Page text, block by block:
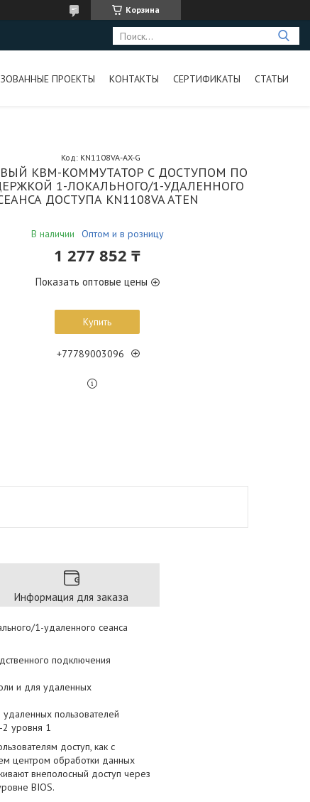
Корзина
ПРОЕКТЫ КОНТАКТЫ СЕРТИФИКАТЫ СТАТЬИ
КВМ-КОММУТАТОР С ДОСТУПОМ ПО
1-ЛОКАЛЬНОГО/1-УДАЛЕННОГО
ДОСТУПА KN1108VA ATEN
В наличии Оптом и в розницу
Код: KN1108VA-AX-G
1 277 852 ₸
Показать оптовые цены
Купить
+77789003096
Информация для заказа
1-удаленного сеанса
подключения
и для удаленных
пользователей
2 уровня 1
доступ, как с
центром обработки данных
внеполосный доступ через
BIOS.